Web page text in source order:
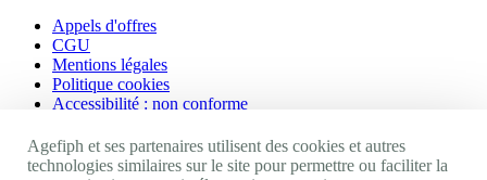
Appels d'offres
CGU
Mentions légales
Politique cookies
Accessibilité : non conforme
Nos autres sites
Agefiph et ses partenaires utilisent des cookies et autres
technologies similaires sur le site pour permettre ou faciliter la